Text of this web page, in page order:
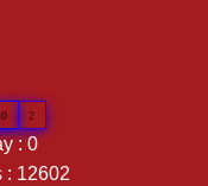
0 2
: 0
: 12602